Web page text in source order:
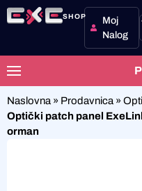
SHOP
Moj
Nalog
Naslovna » Prodavnica »
Optički patch panel
orman